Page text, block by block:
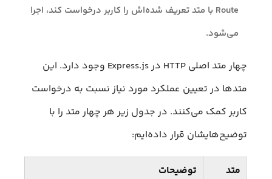
Route با متد تعریف شده‌اش را کاربر درخواست کند، اجرا
می‌شود.
چهار متد اصلی HTTP در Express.js وجود دارد. این
متدها در تعیین عملکرد مورد نیاز نسبت به درخواست
کاربر کمک می‌کنند. در جدول زیر هر چهار متد را با
توضیح‌هایشان قرار داده‌ایم:
متد توضیحات